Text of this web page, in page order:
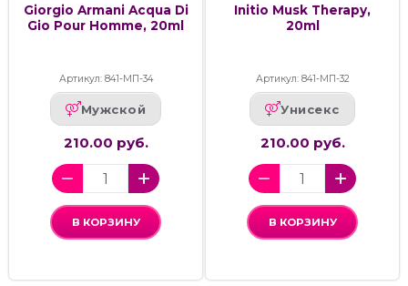
Giorgio Armani Acqua Di
Gio Pour Homme, 20ml
Артикул: 841-МП-34
Мужской
210.00 руб.
В КОРЗИНУ
Initio Musk Therapy,
20ml
Артикул: 841-МП-32
Унисекс
210.00 руб.
В КОРЗИНУ